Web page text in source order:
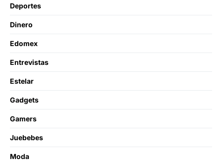
Deportes
Dinero
Edomex
Entrevistas
Estelar
Gadgets
Gamers
Juebebes
Moda